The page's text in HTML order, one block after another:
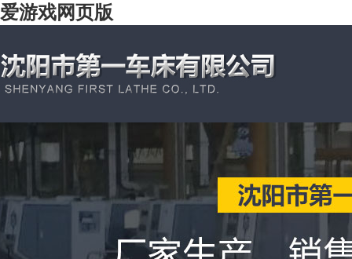
爱游戏网页版